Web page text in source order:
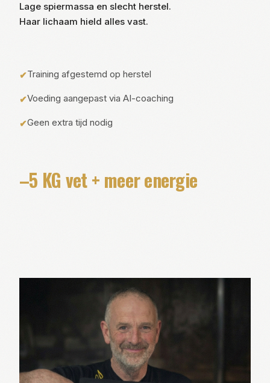
Lage spiermassa en slecht herstel.
Haar lichaam hield alles vast.
✔Training afgestemd op herstel
✔Voeding aangepast via AI-coaching
✔Geen extra tijd nodig
–5 KG vet + meer energie